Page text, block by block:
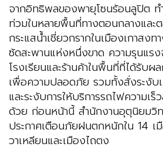
จากอิทธิพลของพายุโซนร้อนลูปิต ท
ท่วมในหลายพื้นที่ทางตอนกลางและ
กระแสน้ำเชี่ยวกรากในเมืองเกาสง
ซัดสะพานแห่งหนึ่งขาด ความรุนแร
โรงเรียนและร้านค้าในพื้นที่ที่ได้รับผ
เพื่อความปลอดภัย รวมทั้งสั่งระงับ
และระงับการให้บริการรถไฟความเร็
ด้วย ก่อนหน้านี้ สำนักงานอุตุนิยมวิ
ประกาศเตือนภัยฝนตกหนักใน 14
วาเหลียนและเมืองไถตง